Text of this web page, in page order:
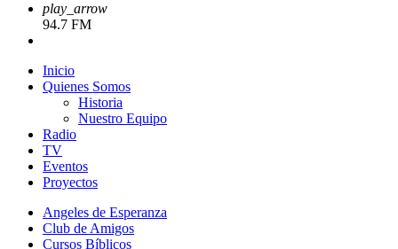
play_arrow
94.7 FM
Inicio
Quienes Somos
Historia
Nuestro Equipo
Radio
TV
Eventos
Proyectos
Angeles de Esperanza
Club de Amigos
Cursos Bíblicos